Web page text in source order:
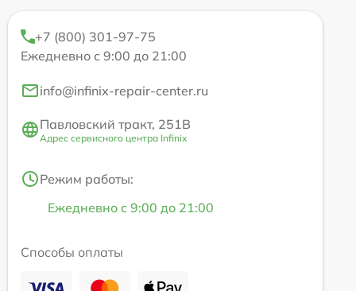
+7 (800) 301-97-75
Ежедневно с 9:00 до 21:00
info@infinix-repair-center.ru
Павловский тракт, 251В
Адрес сервисного центра Infinix
Режим работы:
Ежедневно с 9:00 до 21:00
Способы оплаты